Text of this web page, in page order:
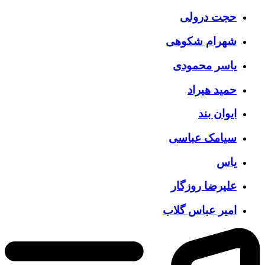
حجت درولی
شهرام شکوهی
یاسر محمودی
حمید هیراد
ایوان بند
سیامک عباسی
یاس
علیرضا روزگار
امیر عباس گلاب